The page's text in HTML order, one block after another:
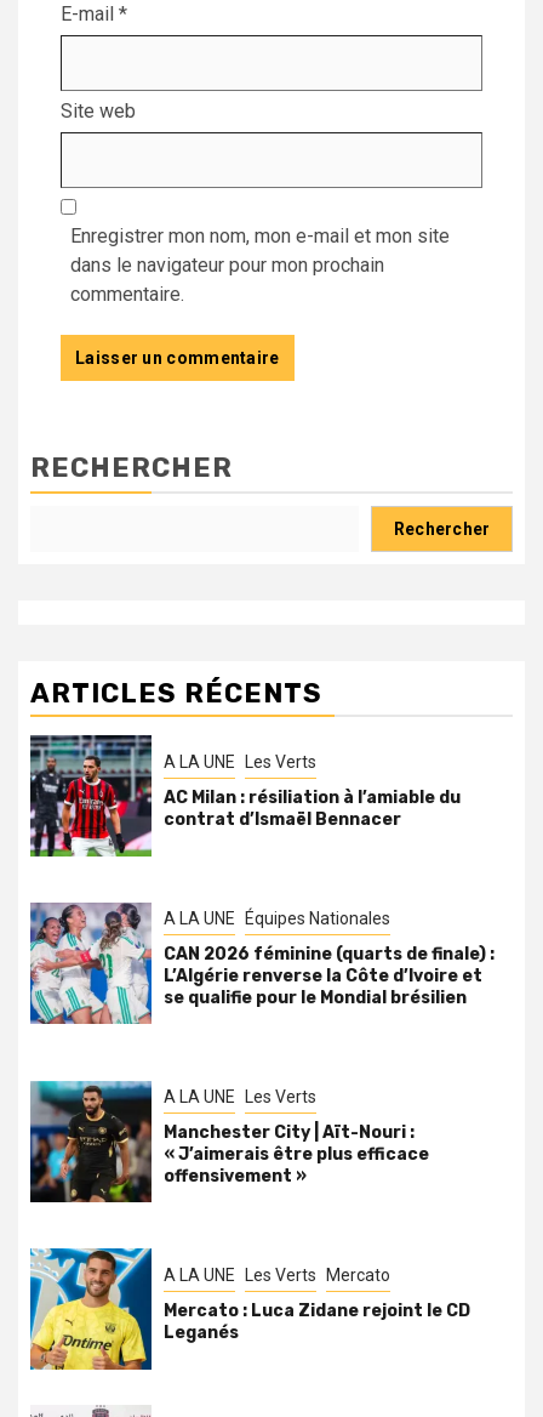
E-mail *
Site web
Enregistrer mon nom, mon e-mail et mon site
dans le navigateur pour mon prochain
commentaire.
RECHERCHER
Rechercher
ARTICLES RÉCENTS
A LA UNE Les Verts
AC Milan : résiliation à l’amiable du
contrat d’Ismaël Bennacer
A LA UNE Équipes Nationales
CAN 2026 féminine (quarts de finale) :
L’Algérie renverse la Côte d’Ivoire et
se qualifie pour le Mondial brésilien
A LA UNE Les Verts
Manchester City | Aït-Nouri :
« J’aimerais être plus efficace
offensivement »
A LA UNE Les Verts Mercato
Mercato : Luca Zidane rejoint le CD
Leganés